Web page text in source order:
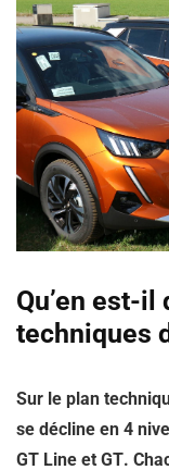
Qu’en est-
techniques
Sur le plan
se décline en 4
GT Line et GT.